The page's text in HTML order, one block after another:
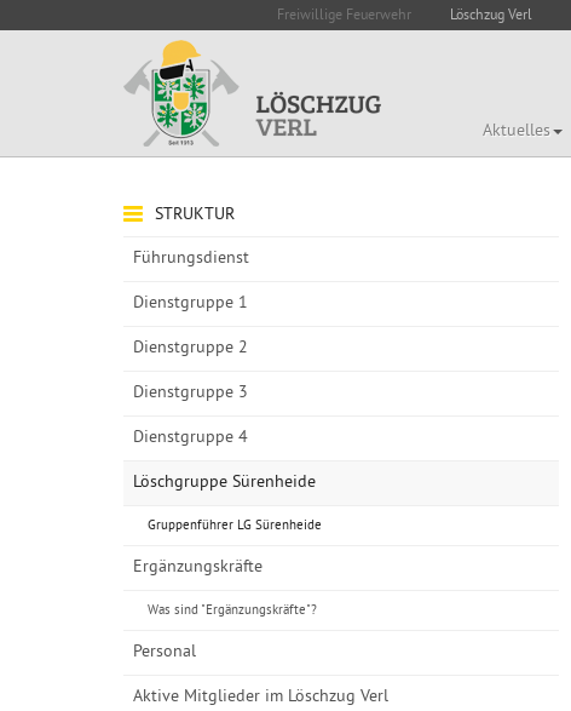
Freiwillige Feuerwehr Löschzug Verl
Aktuelles
STRUKTUR
Führungsdienst
Dienstgruppe 1
Dienstgruppe 2
Dienstgruppe 3
Dienstgruppe 4
Löschgruppe Sürenheide
Gruppenführer LG Sürenheide
Ergänzungskräfte
Was sind "Ergänzungskräfte"?
Personal
Aktive Mitglieder im Löschzug Verl